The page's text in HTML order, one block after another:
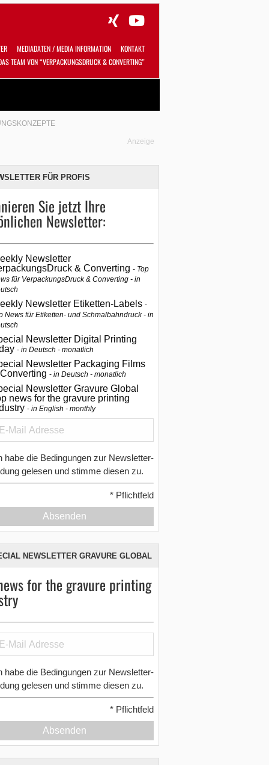
MEDIADATEN / MEDIA INFORMATION
KONTAKT
TEAM VON “VERPACKUNGSDRUCK & CONVERTING”
Anzeige
FÜR PROFIS
Sie jetzt Ihre
Newsletter:
Newsletter
& Converting Top
für VerpackungsDruck & Converting - in
Newsletter Etiketten-Labels
News für Etiketten- und Schmalbahndruck - in
Newsletter Digital Printing
in Deutsch - monatlich
Newsletter Packaging Films
in Deutsch - monatlich
Newsletter Gravure Global
news for the gravure printing
in English - monthly
habe die Bedingungen zur Newsletter-
gelesen und stimme diesen zu.
* Pflichtfeld
Absenden
NEWSLETTER GRAVURE GLOBAL
for the gravure printing
habe die Bedingungen zur Newsletter-
gelesen und stimme diesen zu.
* Pflichtfeld
Absenden